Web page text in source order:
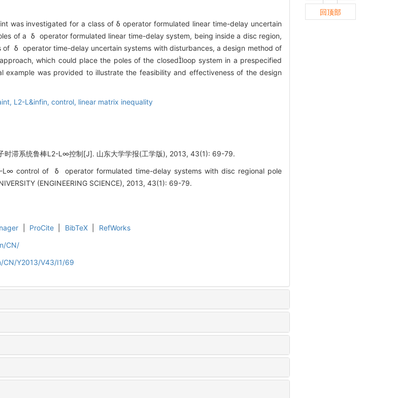
was investigated for a class of δ operator formulated linear time-delay uncertain
of a δ operator formulated linear time-delay system, being inside a disc region,
δ operator time-delay uncertain systems with disturbances, a design method of
which could place the poles of the closedloop system in a prespecified
was provided to illustrate the feasibility and effectiveness of the design
L2-L&infin, control, linear matrix inequality
时滞系统鲁棒L2-L∞控制[J]. 山东大学学报(工学版), 2013, 43(1): 69-79.
L∞ control of δ operator formulated time-delay systems with disc regional pole
(ENGINEERING SCIENCE), 2013, 43(1): 69-79.
ProCite BibTeX
RefWorks
CN/
CN/Y2013/V43/I1/69
回顶部